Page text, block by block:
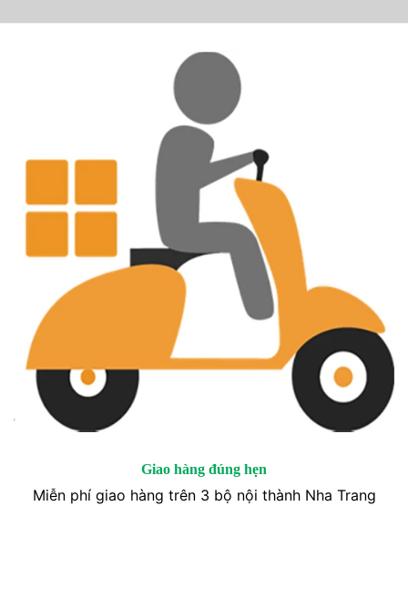
Giao hàng đúng hẹn
Miễn phí giao hàng trên 3 bộ nội thành Nha Trang